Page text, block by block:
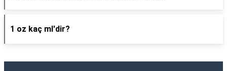
1 oz kaç ml'dir?